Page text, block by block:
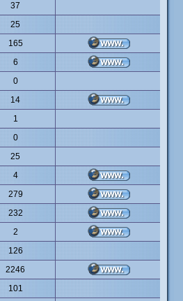
37
25
165
6
0
14
1
0
25
4
279
232
2
126
2246
101